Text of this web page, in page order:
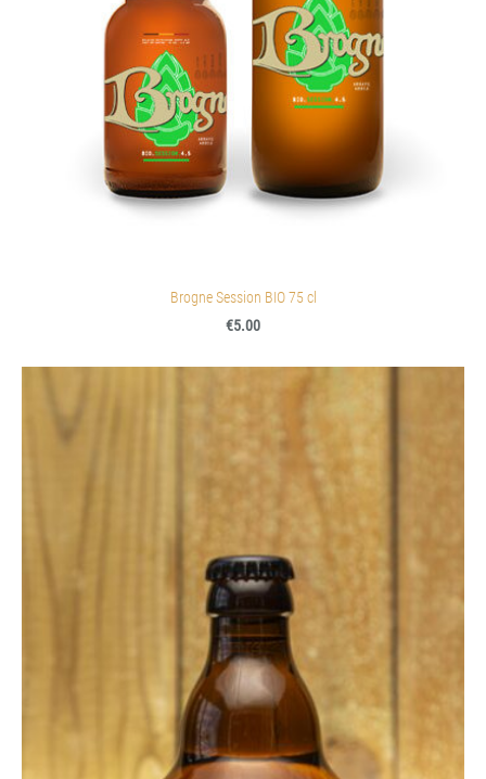
Brogne Session BIO 75 cl
€5.00